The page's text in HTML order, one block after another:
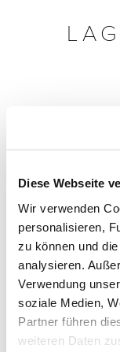
Diese Webseite
Wir verwenden
personalisieren,
zu können und
analysieren.
Verwendung
soziale Medien,
Partner führen
weiteren Daten